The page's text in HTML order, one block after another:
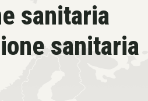
sanitaria
sanitaria